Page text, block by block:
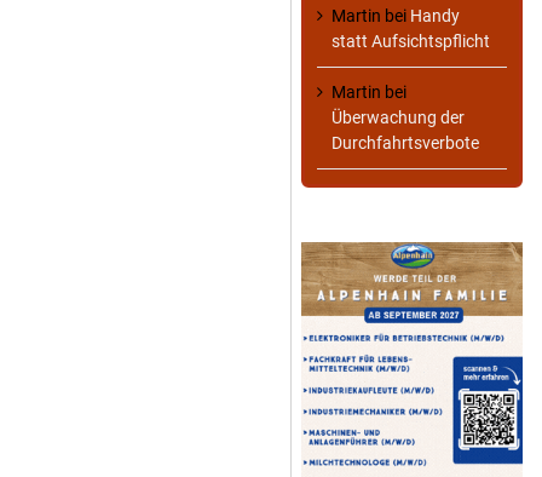
Martin bei Handy
statt Aufsichtspflicht
Martin bei
Überwachung der
Durchfahrtsverbote